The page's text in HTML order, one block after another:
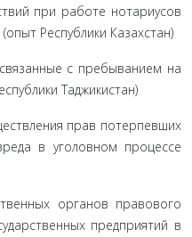
при работе нотариусов
Республики Казахстан)
с пребыванием на
Таджикистан)
прав потерпевших
в уголовном процессе
органов правового
предприятий в